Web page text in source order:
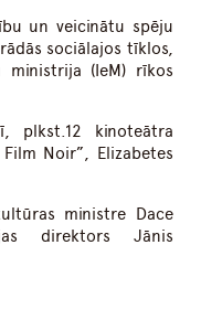
un veicinātu spēju
sociālajos tīklos,
ministrija (IeM) rīkos
plkst.12 kinoteātra
Noir”, Elizabetes
ministre Dace
direktors Jānis